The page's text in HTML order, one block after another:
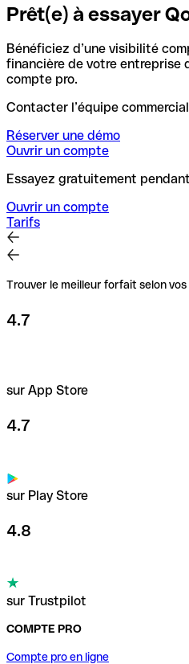
Prêt(e) à essayer
Bénéficiez d’une visibilité
financière de votre entreprise
compte pro.
Contacter l’équipe
Réserver une démo
Ouvrir un compte
Essayez gratuitement
Ouvrir un compte
Tarifs
Trouver le meilleur forfait selon vos
4.7
sur App Store
4.7
sur Play Store
4.8
sur Trustpilot
COMPTE PRO
Compte pro en ligne